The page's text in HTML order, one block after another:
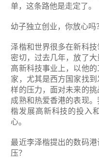
单，这条路他是走定了。
幼子独立创业，你放心吗
泽楷和世界很多在新科
密切，过去几年，放了
高新科技事业上，以他
家，尤其是西方国家找
样的压力，面对未来的
成熟和热爱香港的表现
楷发展高新科技的投入
心。
最近李泽楷提出的数码
压？